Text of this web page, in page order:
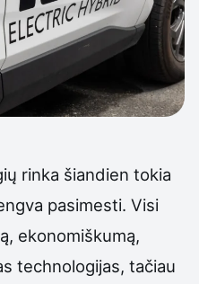
rinka šiandien tokia
pasimesti. Visi
ekonomiškumą,
technologijas, tačiau